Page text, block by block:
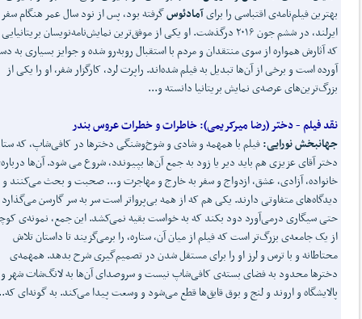
بهترین فیلم‌نامه‌ی اقتباسی را برایآمادئوسگرفته بود، پس از نود سال عمر هنگام
ایرلند، در ششم جون ۲۰۱۶ درگذشت. او یکی از موفق‌ترین نمایش‌نامه‌نویسان
که آثارش همواره از سوی منتقدان و مردم با استقبال روبه‌رو شده و جوایز بسیاری به
آورده است و برخی از آن‌ها تبدیل به فیلم شده‌اند. راپرت لرد، کارگزار شفر، او را یکی از
بزرگ‌ترین‌های عرصه‌ی نمایش بریتانیا دانسته و...
نقد فیلم - دختر (رضا میرکریمی):خاطرات و خطرات عروس بندر
جهانبخش نورایی:فیلم با همهمه و شادی و شوخ‌وشنگی دخترها در کافی‌شاپ، که
دختر آقای عزیزی هم باید دیر یا زود به جمع آن‌ها بپیوندد، شروع می شود. آن‌ها
خانواده، آزادی، عشق، ازدواج و سفر به خارج و مهاجرت و... صحبت و بحث می‌کنند و
دیدگاه‌های متفاوتی دارند. یکی هم که از همه بی‌پرواتر است سر به سر گارسن
حتی سیگاری درمی‌آورد دود بکند که به خواست بقیه نمی‌کشد. این جمع، نمونه‌ی
از یک جامعه‌ی بزرگ‌تر است که فیلم از میان آن، ستاره، را برمی‌گزیند تا داستان تلاش
محتاطانه و با ترس و لرز او را برای مستقل شدن در تصمیم‌گیری شرح بدهد. همهمه‌ی
دخترها محدود به فضای بسته‌ی کافی‌شاپ نیست و سروصدای آن‌ها به لانگ‌شات شهر و
پالایشگاه و اروند و لنج و بوق قایق‌ها قطع می‌شود و وسعت پیدا می‌کند. به گونه‌ای